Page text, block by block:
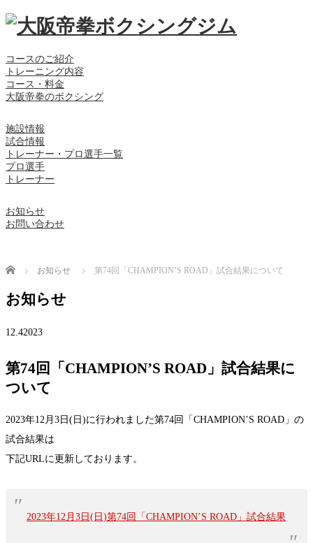
コースのご紹介
トレーニング内容
コース・料金
大阪帝拳のボクシング
施設情報
試合情報
トレーナー・プロ選手一覧
プロ選手
トレーナー
お知らせ
お問い合わせ
Home お知らせ 第74回「CHAMPION’S ROAD」試合結果について
お知らせ
12.42023
第74回「CHAMPION’S ROAD」試合結果に
ついて
2023年12月3日(日)に行われました第74回「CHAMPION’S ROAD」の
試合結果は
下記URLに更新しております。
2023年12月3日(日)第74回「CHAMPION’S ROAD」試合結果